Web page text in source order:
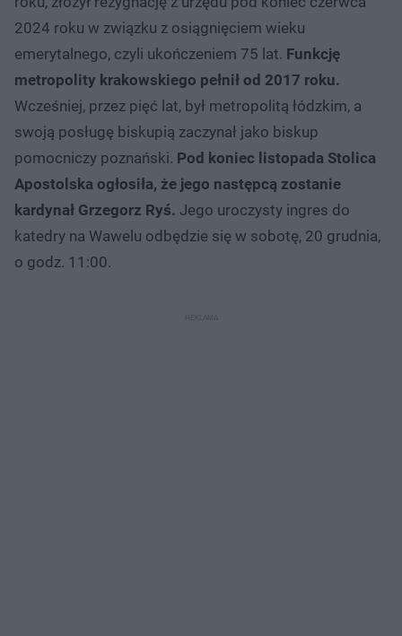
2024 roku w związku z osiągnięciem wieku
emerytalnego, czyli ukończeniem 75 lat. Funkcję
metropolity krakowskiego pełnił od 2017 roku.
Wcześniej, przez pięć lat, był metropolitą łódzkim, a
swoją posługę biskupią zaczynał jako biskup
pomocniczy poznański. Pod koniec listopada Stolica
Apostolska ogłosiła, że jego następcą zostanie
kardynał Grzegorz Ryś. Jego uroczysty ingres do
katedry na Wawelu odbędzie się w sobotę, 20 grudnia,
o godz. 11:00.